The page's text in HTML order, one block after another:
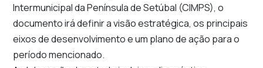
Intermunicipal da Península de Setúbal (CIMPS), o
documento irá definir a visão estratégica, os principais
eixos de desenvolvimento e um plano de ação para o
período mencionado.